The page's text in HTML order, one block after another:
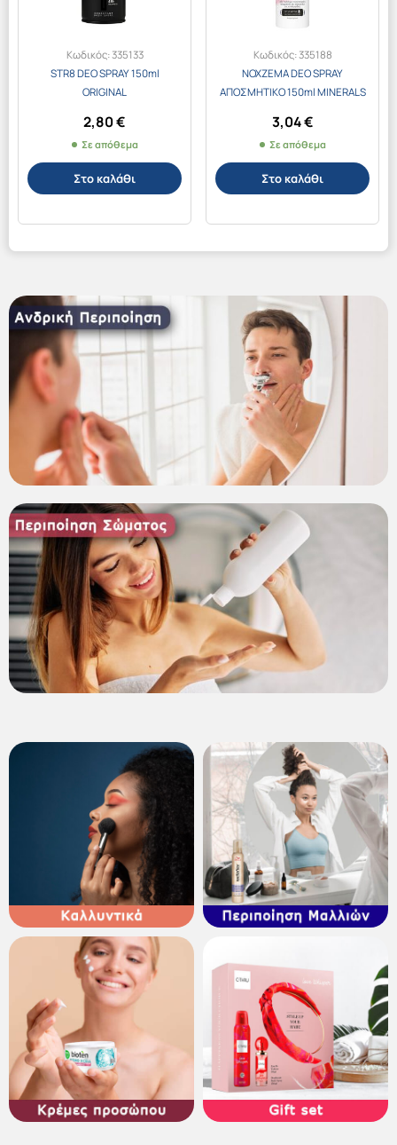
Κωδικός:335133
STR8 DEO SPRAY 150ml
ORIGINAL
2,80€
Σε απόθεμα
Στο καλάθι
Κωδικός:335188
NOXZEMA DEO SPRAY
ΑΠΟΣΜΗΤΙΚΟ 150ml MINERALS
3,04€
Σε απόθεμα
Στο καλάθι